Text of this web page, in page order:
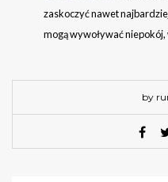
zaskoczyć nawet
mogą wywoływać
by